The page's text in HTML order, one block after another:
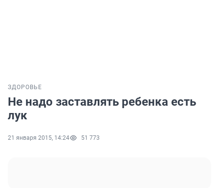
ЗДОРОВЬЕ
Не надо заставлять ребенка есть
лук
21 января 2015, 14:24 51 773